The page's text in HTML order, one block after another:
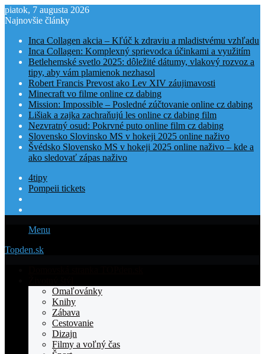
piatok, 7 augusta 2026
Najnovšie články
Inca Collagen akcia – Kľúč k zdraviu a mladistvému vzhľadu
Inca Collagen: Komplexný sprievodca účinkami a využitím
Betlehemské svetlo 2025: dôležité dátumy, vlakový rozvoz a
tipy, aby vám plamienok nezhasol
Robert Francis Prevost ako Lev XIV záujimavosti
Minecraft vo filme online cz dabing
Mission: Impossible – Posledné zúčtovanie online cz dabing
Lišiak a zajka zachraňujú les online cz dabing film
Nezvratný osud: Pokrvné puto online film cz dabing
Slovensko Slovinsko MS v hokeji 2025 online naživo
Švédsko Slovensko MS v hokeji 2025 online naživo – kde a
ako sledovať zápas naživo
4tipy
Pompeii tickets
Menu
Topden.sk
Omaľovánky
Knihy
Zábava
Cestovanie
Dizajn
Filmy a voľný čas